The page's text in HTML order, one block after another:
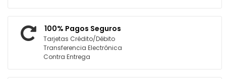
100% Pagos Seguros
Tarjetas Crédito/Débito
Transferencia Electrónica
Contra Entrega